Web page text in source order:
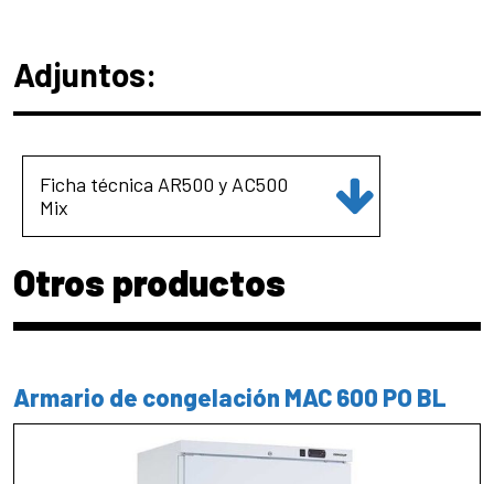
Adjuntos:
Ficha técnica AR500 y AC500
Mix
Otros productos
Armario de congelación MAC 600 PO BL